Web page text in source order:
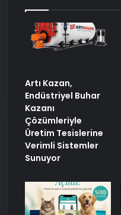
Artı Kazan,
Endüstriyel Buhar
Kazanı
Çözümleriyle
Üretim Tesislerine
Verimli Sistemler
Sunuyor